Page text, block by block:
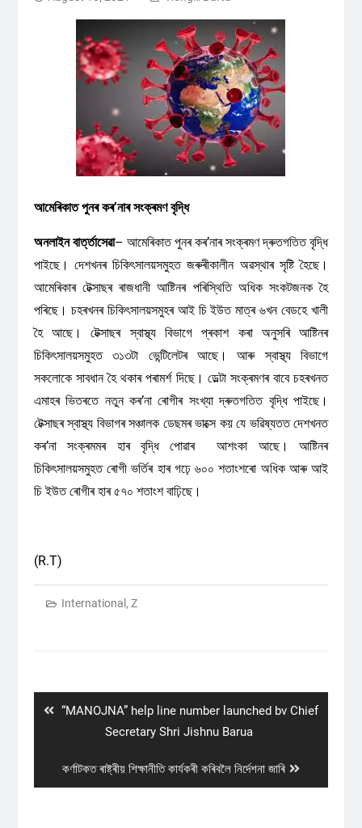
আমেৰিকাত পুনৰ কৰʼনাৰ সংক্ৰমণ বৃদ্ধি
অনলাইন বাৰ্ত্তাসেৱা– আমেৰিকাত পুনৰ কৰʼনাৰ সংক্ৰমণ দ্ৰুতগতিত বৃদ্ধি
পাইছে। দেশখনৰ চিকিৎসালয়সমুহত জৰুৰীকালীন অৱস্থাৰ সৃষ্টি হৈছে।
আমেৰিকাৰ টেক্সাছৰ ৰাজধানী আষ্টিনৰ পৰিস্থিতি অধিক সংকটজনক হৈ
পৰিছে। চহৰখনৰ চিকিৎসালয়সমুহৰ আই চি ইউত মাত্ৰ ৬খন বেডহে খালী
হৈ আছে। টেক্সাছৰ স্বাস্থ্য বিভাগে প্ৰকাশ কৰা অনুসৰি আষ্টিনৰ
চিকিৎসালয়সমুহত ৩১৩টা ভেন্টিলেটৰ আছে। আৰু স্বাস্থ্য বিভাগে
সকলোকে সাবধান হৈ থকাৰ পৰামৰ্শ দিছে। ডেল্টা সংক্ৰমণৰ বাবে চহৰখনত
এমাহৰ ভিতৰতে নতুন কৰʼনা ৰোগীৰ সংখ্যা দ্ৰুতগতিত বৃদ্ধি পাইছে।
টেক্সাছৰ স্বাস্থ্য বিভাগৰ সঞ্চালক ডেছমৰ ভাক্সে কয় যে ভৱিষ্যতত দেশখনত
কৰʼনা সংক্ৰমমৰ হাৰ বৃদ্ধি পোৱাৰ আশংকা আছে। আষ্টিনৰ
চিকিৎসালয়সমুহত ৰোগী ভৰ্তিৰ হাৰ গঢ়ে ৬০০ শতাংশৰো অধিক আৰু আই
চি ইউত ৰোগীৰ হাৰ ৫৭০ শতাংশ বাঢ়িছে।
(R.T)
International , Z
Previous
“MANOJNA” help line number launched bv Chief
Secretary Shri Jishnu Barua
Next
post:
কৰ্ণাটকত ৰাষ্ট্ৰীয় শিক্ষানীতি কাৰ্যকৰী কৰিবলৈ নিৰ্দেশনা জাৰি